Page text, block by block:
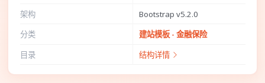
架构
Bootstrap v5.2.0
分类
建站模板 - 金融保险
目录
结构详情